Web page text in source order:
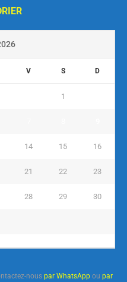
V S D
1
14 15 16
21 22 23
28 29 30
nous par WhatsAppou par